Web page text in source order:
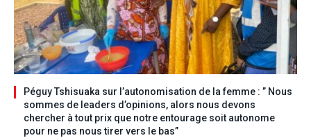
Péguy Tshisuaka sur l’autonomisation de la femme : ” Nous
sommes de leaders d’opinions, alors nous devons
chercher à tout prix que notre entourage soit autonome
pour ne pas nous tirer vers le bas”